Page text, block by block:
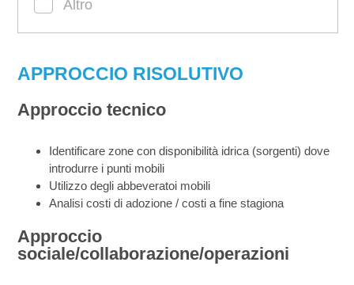
Altro
APPROCCIO RISOLUTIVO
Approccio tecnico
Identificare zone con disponibilità idrica (sorgenti) dove
introdurre i punti mobili
Utilizzo degli abbeveratoi mobili
Analisi costi di adozione / costi a fine stagiona
Approccio
sociale/collaborazione/operazioni